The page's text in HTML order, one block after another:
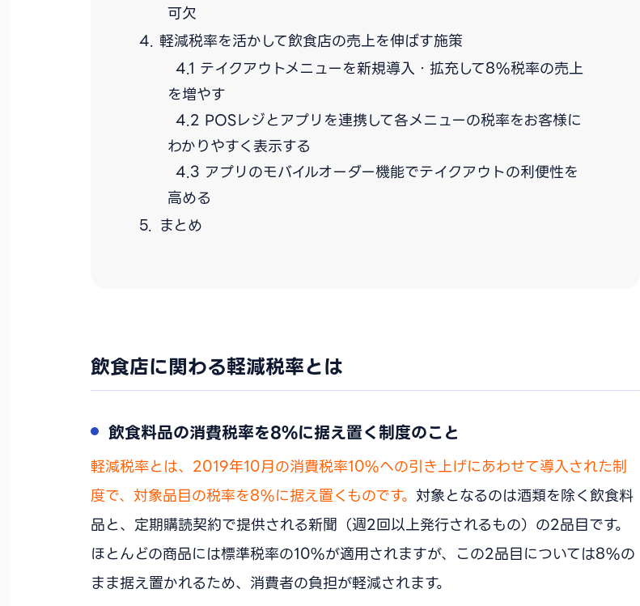
可欠
軽減税率を活かして飲食店の売上を伸ばす施策
テイクアウトメニューを新規導入・拡充して8%税率の売上
を増やす
POSレジとアプリを連携して各メニューの税率をお客様に
わかりやすく表示する
アプリのモバイルオーダー機能でテイクアウトの利便性を
高める
まとめ
飲食店に関わる軽減税率とは
飲食料品の消費税率を8%に据え置く制度のこと
軽減税率とは、2019年10月の消費税率10%への引き上げにあわせて導入された制
度で、対象品目の税率を8%に据え置くものです。 対象となるのは酒類を除く飲食料
品と、定期購読契約で提供される新聞（週2回以上発行されるもの）の2品目です。
ほとんどの商品には標準税率の10%が適用されますが、この2品目については8%の
まま据え置かれるため、消費者の負担が軽減されます。